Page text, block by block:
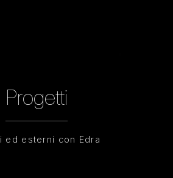
Progetti
ed esterni con Edra